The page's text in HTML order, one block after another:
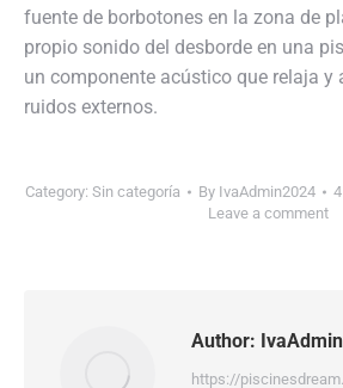
fuente de borbotones en la zona de
propio sonido del desborde en una
un componente acústico que relaja y
ruidos externos.
Category: Sin categoría By IvaAdmin2024
Leave a comment
Author:
https://